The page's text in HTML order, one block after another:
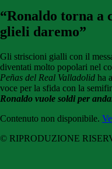
“Ronaldo torna a
glieli daremo”
Gli striscioni gialli con il
diventati molto popolari nel
Peñas del Real Valladolid ha
voce per la sfida con la
Ronaldo vuole soldi per
Contenuto non disponibile.
© RIPRODUZIONE